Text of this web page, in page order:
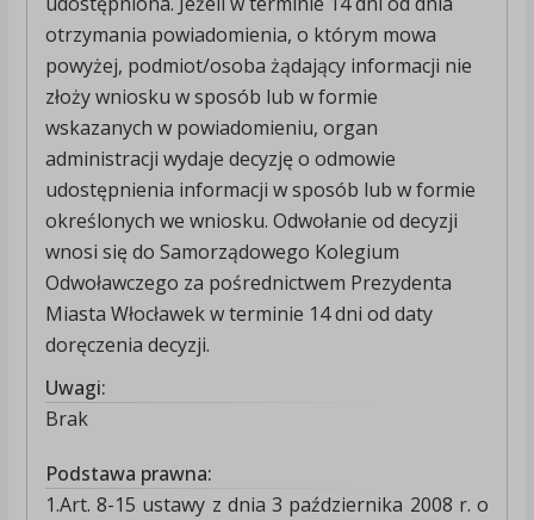
otrzymania powiadomienia, o którym mowa
powyżej, podmiot/osoba żądający informacji nie
złoży wniosku w sposób lub w formie
wskazanych w powiadomieniu, organ
administracji wydaje decyzję o odmowie
udostępnienia informacji w sposób lub w formie
określonych we wniosku. Odwołanie od decyzji
wnosi się do Samorządowego Kolegium
Odwoławczego za pośrednictwem Prezydenta
Miasta Włocławek w terminie 14 dni od daty
doręczenia decyzji.
Uwagi:
Brak
Podstawa prawna:
1.Art. 8-15 ustawy z dnia 3 października 2008 r. o